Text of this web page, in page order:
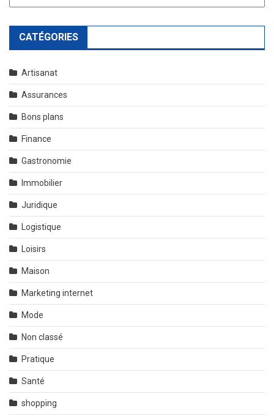
CATÉGORIES
Artisanat
Assurances
Bons plans
Finance
Gastronomie
Immobilier
Juridique
Logistique
Loisirs
Maison
Marketing internet
Mode
Non classé
Pratique
Santé
shopping